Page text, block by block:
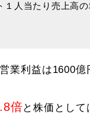
１人当たり売上高
業利益は1600
倍と株価とし